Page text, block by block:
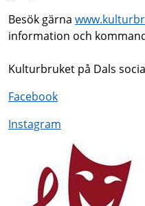
Besök gärna
information och
Kulturbruket på Dals
Facebook
Instagram